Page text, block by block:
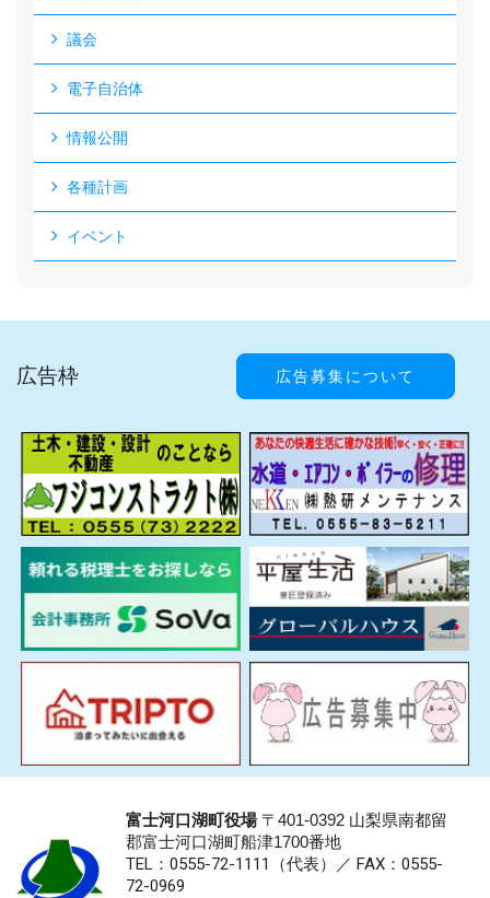
議会
電子自治体
情報公開
各種計画
イベント
広告枠 広告募集について
富士河口湖町役場〒401-0392 山梨県南都留
郡富士河口湖町船津1700番地
TEL：0555-72-1111 （代表）／ FAX：0555-
72-0969